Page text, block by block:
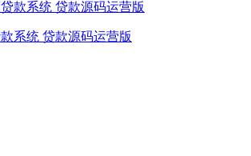
系统 贷款源码运营版